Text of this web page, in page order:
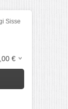
Sisse
€